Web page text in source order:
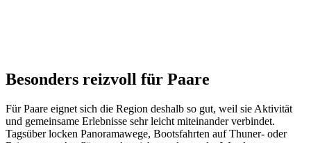
Besonders reizvoll für Paare
Für Paare eignet sich die Region deshalb so gut, weil sie Aktivität
und gemeinsame Erlebnisse sehr leicht miteinander verbindet.
Tagsüber locken Panoramawege, Bootsfahrten auf Thuner- oder